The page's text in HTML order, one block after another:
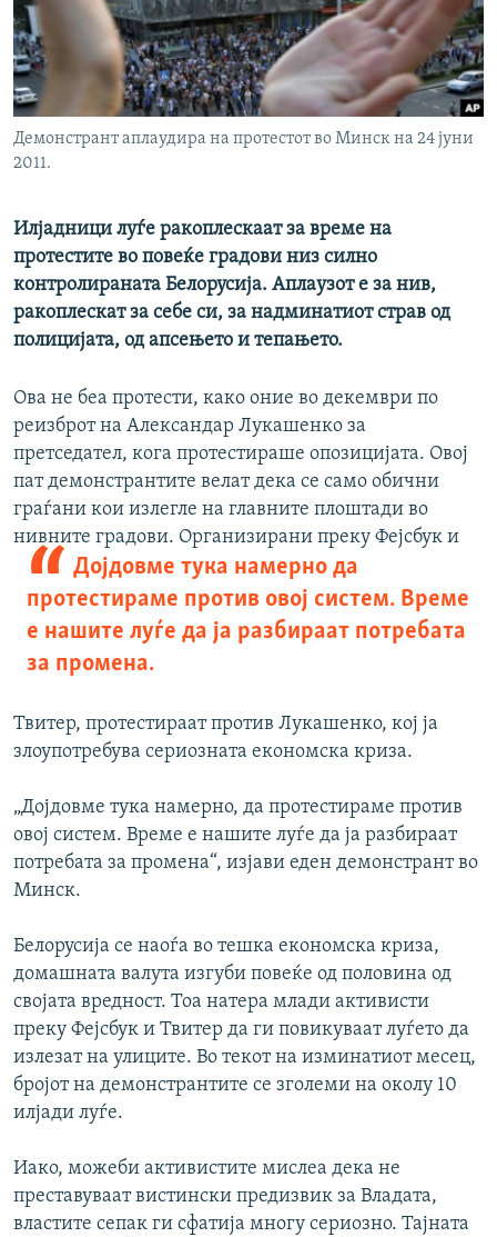
РСЕ веб страници
Демонстрант аплаудира на протестот во Минск на 24 јуни
2011.
Илјадници луѓе ракоплескаат за време на
протестите во повеќе градови низ силно
контролираната Белорусија. Аплаузот е за нив,
ракоплескат за себе си, за надминатиот страв од
полицијата, од апсењето и тепањето.
Ова не беа протести, како оние во декември по
реизброт на Александар Лукашенко за
претседател, кога протестираше опозицијата. Овој
пат демонстрантите велат дека се само обични
граѓани кои излегле на главните плоштади во
нивните градови. Организирани преку Фејсбук и
Дојдовме тука намерно да
протестираме против овој систем. Време
е нашите луѓе да ја разбираат потребата
за промена.
Твитер, протестираат против Лукашенко, кој ја
злоупотребува сериозната економска криза.
„Дојдовме тука намерно, да протестираме против
овој систем. Време е нашите луѓе да ја разбираат
потребата за промена“, изјави еден демонстрант во
Минск.
Белорусија се наоѓа во тешка економска криза,
домашната валута изгуби повеќе од половина од
својата вредност. Тоа натера млади активисти
преку Фејсбук и Твитер да ги повикуваат луѓето да
излезат на улиците. Во текот на изминатиот месец,
бројот на демонстрантите се зголеми на околу 10
илјади луѓе.
Иако, можеби активистите мислеа дека не
преставуваат вистински предизвик за Владата,
властите сепак ги сфатија многу сериозно. Тајната